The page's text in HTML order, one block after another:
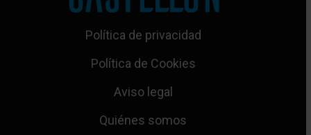
Política de privacidad
Política de Cookies
Aviso legal
Quiénes somos